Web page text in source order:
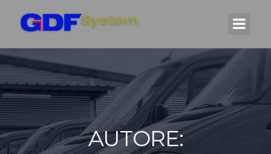
AUTORE: